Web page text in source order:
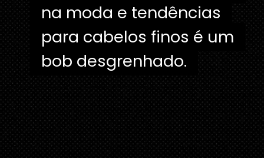
na moda e tendências
para cabelos finos é um
bob desgrenhado.
na moda e tendências
para cabelos finos é um